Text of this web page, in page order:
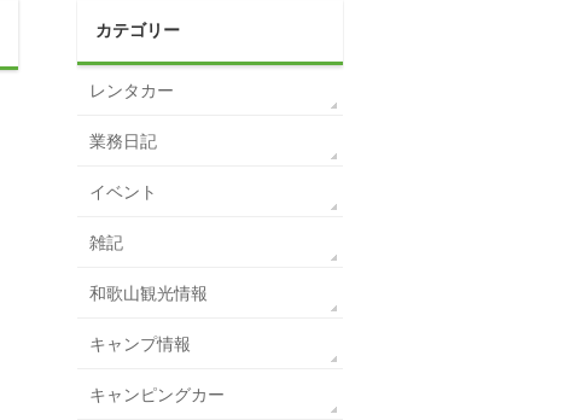
カテゴリー
レンタカー
業務日記
イベント
雑記
和歌山観光情報
キャンプ情報
キャンピングカー